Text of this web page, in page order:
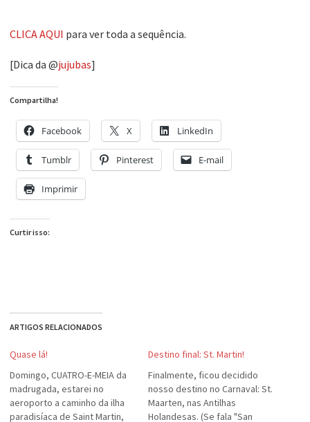
CLICA AQUI para ver toda a sequência.
[Dica da @jujubas]
Compartilha!
Facebook X LinkedIn
Tumblr Pinterest E-mail
Imprimir
Curtir isso:
ARTIGOS RELACIONADOS
Quase lá!
Domingo, CUATRO-E-MEIA da
madrugada, estarei no
aeroporto a caminho da ilha
paradisíaca de Saint Martin,
Destino final: St. Martin!
Finalmente, ficou decidido
nosso destino no Carnaval: St.
Maarten, nas Antilhas
Holandesas. (Se fala "San